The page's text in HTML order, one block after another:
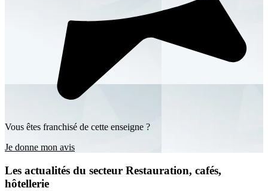
Vous êtes franchisé de cette enseigne ?
Je donne mon avis
Les actualités du secteur Restauration, cafés,
hôtellerie